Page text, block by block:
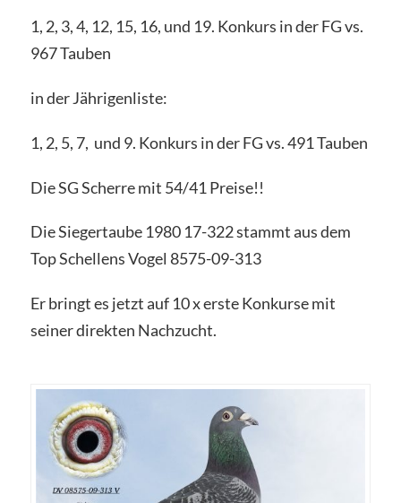
1, 2, 3, 4, 12, 15, 16, und 19. Konkurs in der FG vs.
967 Tauben
in der Jährigenliste:
1, 2, 5, 7, und 9. Konkurs in der FG vs. 491 Tauben
Die SG Scherre mit 54/41 Preise!!
Die Siegertaube 1980 17-322 stammt aus dem
Top Schellens Vogel 8575-09-313
Er bringt es jetzt auf 10 x erste Konkurse mit
seiner direkten Nachzucht.